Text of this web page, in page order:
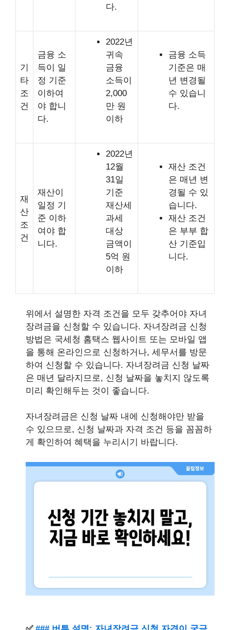
다.
기
타
조
건
금융 소
득이 일
정 기준
이하여
야 합니
다.
2022년
귀속
금융
소득이
2,000
만 원
이하
금융 소득
기준은 매
년 변경될
수 있습니
다.
재
산
조
건
재산이
일정 기
준 이하
여야 합
니다.
2022년
12월
31일
기준
재산세
과세
대상
금액이
5억 원
이하
재산 조건
은 매년 변
경될 수 있
습니다.
재산 조건
은 부부 합
산 기준입
니다.
위에서 설명한 자격 조건을 모두 갖추어야 자녀
장려금을 신청할 수 있습니다. 자녀장려금 신청
방법은 국세청 홈택스 웹사이트 또는 모바일 앱
을 통해 온라인으로 신청하거나, 세무서를 방문
하여 신청할 수 있습니다. 자녀장려금 신청 날짜
은 매년 달라지므로, 신청 날짜을 놓치지 않도록
미리 확인해두는 것이 좋습니다.
자녀장려금은 신청 날짜 내에 신청해야만 받을
수 있으므로, 신청 날짜과 자격 조건 등을 꼼꼼하
게 확인하여 혜택을 누리시기 바랍니다.